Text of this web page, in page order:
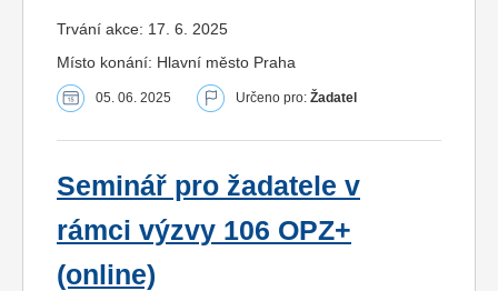
Trvání akce: 17. 6. 2025
Místo konání: Hlavní město Praha
05. 06. 2025 Určeno pro: Žadatel
Seminář pro žadatele v
rámci výzvy 106 OPZ+
(online)